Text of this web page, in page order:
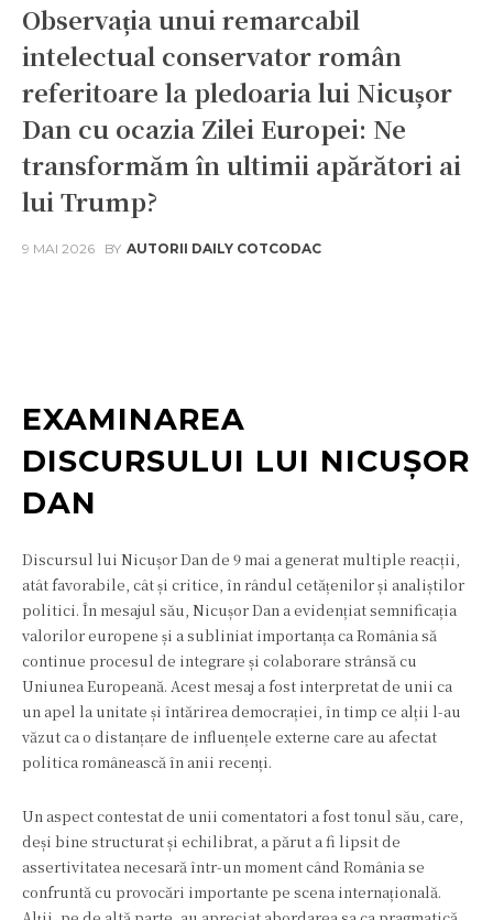
Observația unui remarcabil
intelectual conservator român
referitoare la pledoaria lui Nicușor
Dan cu ocazia Zilei Europei: Ne
transformăm în ultimii apărători ai
lui Trump?
9 MAI 2026 BY AUTORII DAILY COTCODAC
EXAMINAREA
DISCURSULUI LUI NICUȘOR
DAN
Discursul lui Nicușor Dan de 9 mai a generat multiple reacții,
atât favorabile, cât și critice, în rândul cetățenilor și analiștilor
politici. În mesajul său, Nicușor Dan a evidențiat semnificația
valorilor europene și a subliniat importanța ca România să
continue procesul de integrare și colaborare strânsă cu
Uniunea Europeană. Acest mesaj a fost interpretat de unii ca
un apel la unitate și întărirea democrației, în timp ce alții l-au
văzut ca o distanțare de influențele externe care au afectat
politica românească în anii recenți.
Un aspect contestat de unii comentatori a fost tonul său, care,
deși bine structurat și echilibrat, a părut a fi lipsit de
assertivitatea necesară într-un moment când România se
confruntă cu provocări importante pe scena internațională.